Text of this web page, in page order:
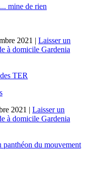
mine de rien
2021 | Laisser un
à domicile Gardenia
TER
2021 | Laisser un
à domicile Gardenia
du mouvement